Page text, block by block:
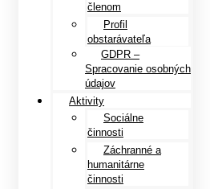
členom
Profil
obstarávateľa
GDPR –
Spracovanie osobných
údajov
Aktivity
Sociálne
činnosti
Záchranné a
humanitárne
činnosti